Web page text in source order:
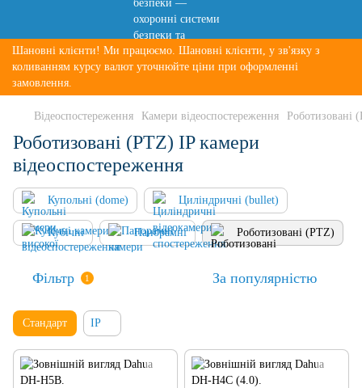
Шановні клієнти! Ми працюємо. Шановні клієнти, у зв'язку з
коливанням курсу валют уточнюйте ціни при оформленні
замовлення.
Відеоспостереження Камери відеоспостереження Роботизовані
Роботизовані (PTZ) IP камери
відеоспостереження
Купольні (dome) Циліндричні (bullet)
Кубічні Панорамні Роботизовані (PTZ)
Фільтр 1 За популярністю
Стандарт IP